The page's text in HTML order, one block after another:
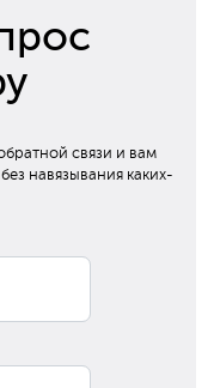
связи и вам
навязывания каких-